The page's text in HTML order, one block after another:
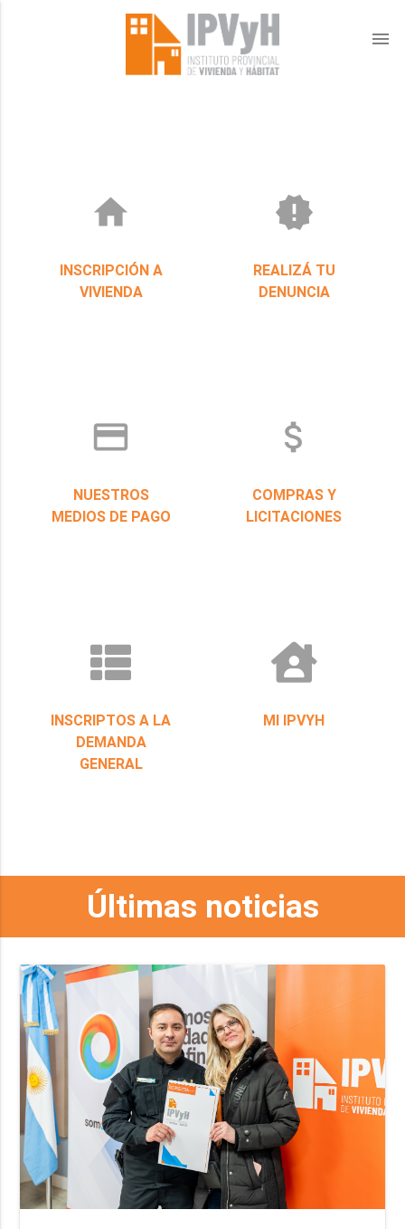
menu
home
INSCRIPCIÓN A
VIVIENDA
new_releases
REALIZÁ TU
DENUNCIA
credit_card
NUESTROS
MEDIOS DE PAGO
attach_money
COMPRAS Y
LICITACIONES
INSCRIPTOS A LA
DEMANDA
GENERAL
MI IPVYH
Últimas noticias